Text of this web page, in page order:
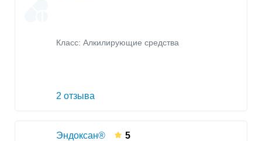
Класс: Алкилирующие средства
2 отзыва
Эндоксан® 5